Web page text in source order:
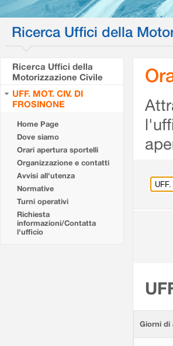
Ricerca Uffici della
Ricerca Uffici della
Motorizzazione Civile
UFF. MOT. CIV. DI
FROSINONE
Home Page
Dove siamo
Orari apertura sportelli
Organizzazione e contatti
Avvisi all'utenza
Normative
Turni operativi
Richiesta
informazioni/Contatta
l'ufficio
Giorni di